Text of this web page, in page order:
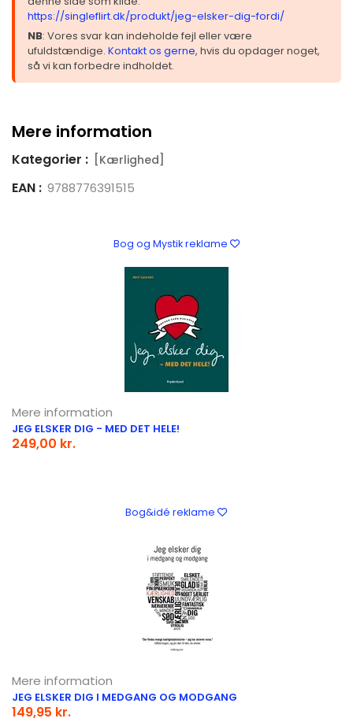
https://singleflirt.dk/produkt/jeg-elsker-dig-fordi/
NB: Vores svar kan indeholde fejl eller være
ufuldstændige. Kontakt os gerne, hvis du opdager noget,
så vi kan forbedre indholdet.
Mere information
Kategorier : [Kærlighed]
EAN : 9788776391515
Bog og Mystik reklame
Mere information
JEG ELSKER DIG - MED DET HELE!
249,00 kr.
Bog&idé reklame
Mere information
JEG ELSKER DIG I MEDGANG OG MODGANG
149,95 kr.